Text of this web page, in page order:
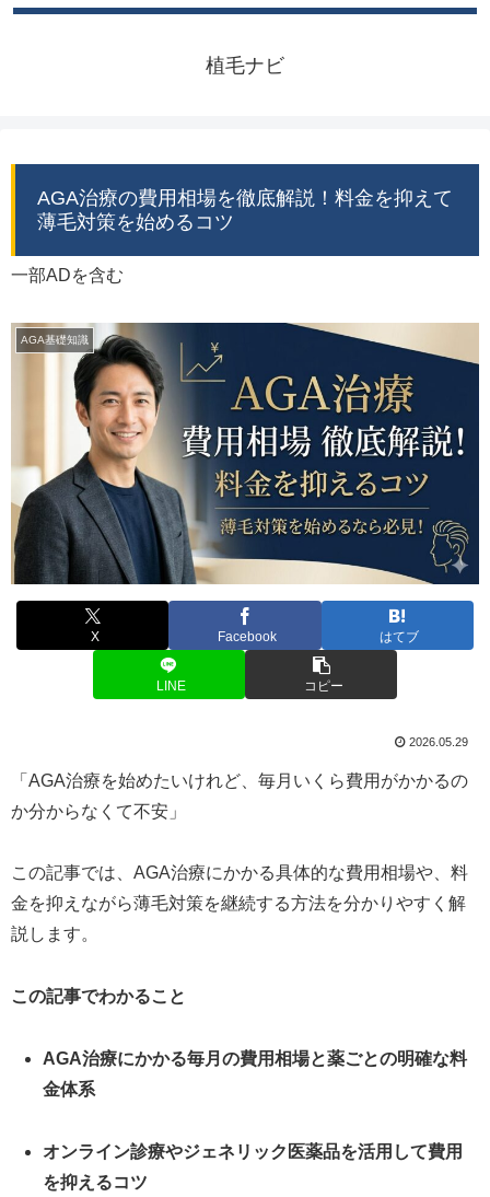
植毛ナビ
AGA治療の費用相場を徹底解説！料金を抑えて
薄毛対策を始めるコツ
一部ADを含む
AGA基礎知識
X Facebook はてブ
LINE コピー
2026.05.29
「AGA治療を始めたいけれど、毎月いくら費用がかかるの
か分からなくて不安」
この記事では、AGA治療にかかる具体的な費用相場や、料
金を抑えながら薄毛対策を継続する方法を分かりやすく解
説します。
この記事でわかること
AGA治療にかかる毎月の費用相場と薬ごとの明確な料
金体系
オンライン診療やジェネリック医薬品を活用して費用
を抑えるコツ